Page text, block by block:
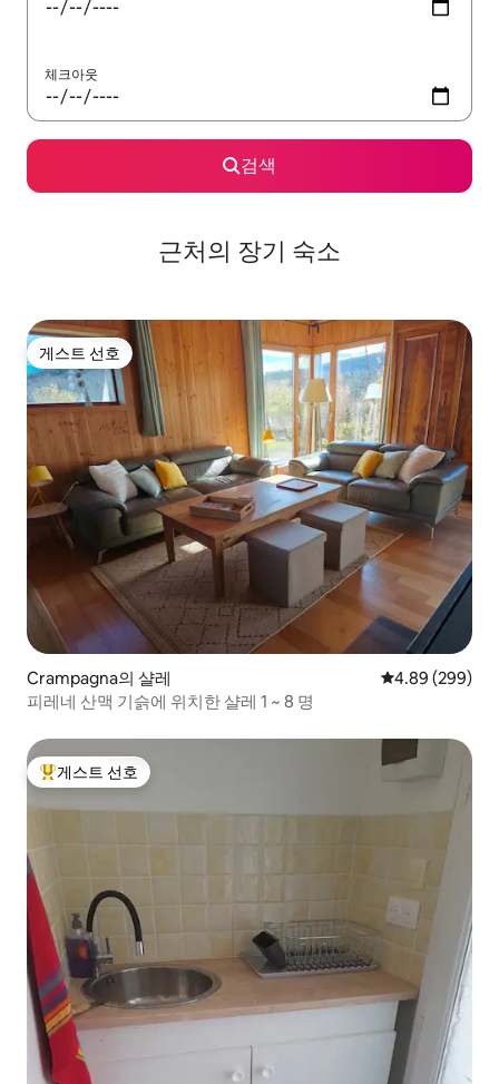
체크아웃
검색
근처의 장기 숙소
게스트 선호
게스트 선호
Crampagna의 샬레 평점 4.89점(5
4.89 (299)
피레네 산맥 기슭에 위치한 샬레 1 ~ 8 명
상위 게스트 선호
게스트 선호